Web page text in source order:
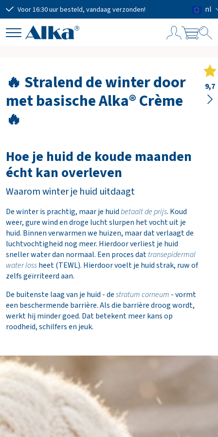
Gratis persoonlijk advies op maat nl
🔥 Stralend de winter door
met basische Alka® Crème
🔥
Hoe je huid de koude maanden
écht kan overleven
Waarom winter je huid uitdaagt
De winter is prachtig, maar je huidbetaalt de prijs. Koud
weer, gure wind en droge lucht slurpen het vocht uit je
huid. Binnen verwarmen we huizen, maar dat verlaagt de
luchtvochtigheid nog meer. Hierdoor verliest je huid
sneller water dan normaal. Een proces dattransepidermal
water lossheet (TEWL). Hierdoor voelt je huid strak, ruw of
zelfs geïrriteerd aan.
De buitenste laag van je huid - destratum corneum - vormt
een beschermende barrière. Als die barrière droog wordt,
werkt hij minder goed. Dat betekent meer kans op
roodheid, schilfers en jeuk.
k
e
l
e
n
Subtotaal
Verzendkosten
incl. opties
GRATIS
Totaal € 0,00
incl. BTW
(€ 0,00)
e
s
t
e
n
N
9,7